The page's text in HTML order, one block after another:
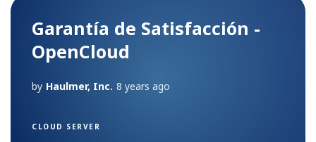
Garantía de Satisfacción -
OpenCloud
by Haulmer, Inc. 8 years ago
CLOUD SERVER